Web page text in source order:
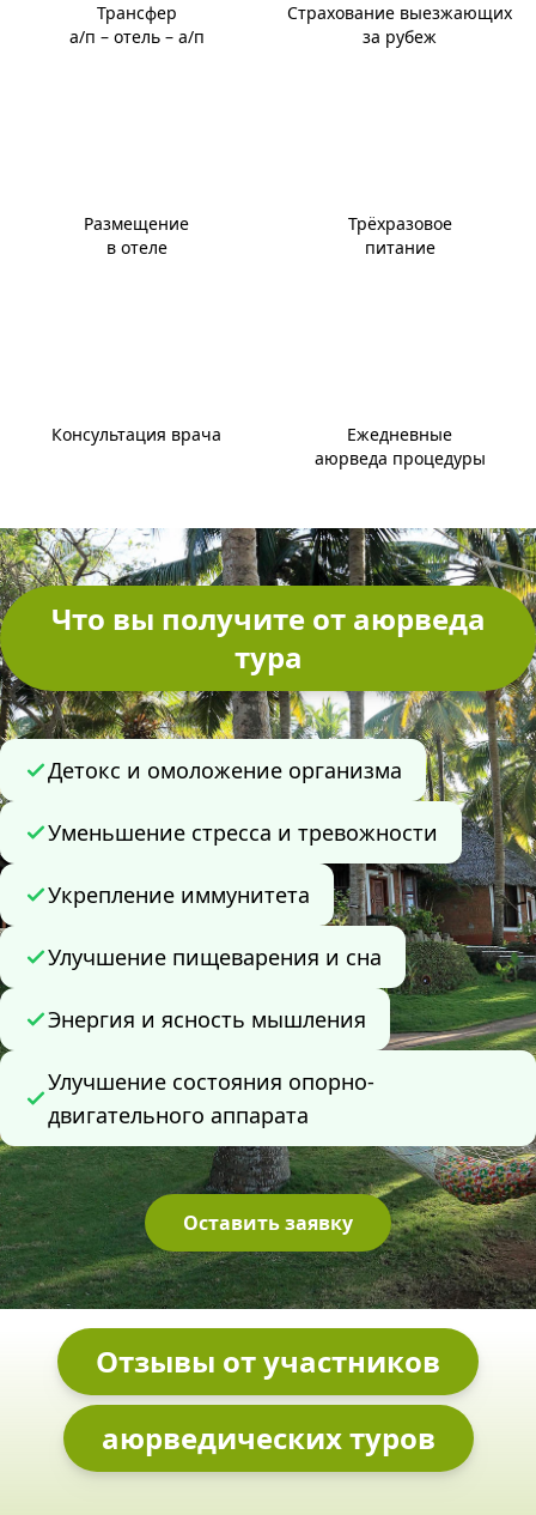
Трансфер
а/п – отель – а/п
Страхование выезжающих
за рубеж
Размещение
в отеле
Трёхразовое
питание
Консультация врача
Ежедневные
аюрведа процедуры
Что вы получите от аюрведа
тура
Детокс и омоложение организма
Уменьшение стресса и тревожности
Укрепление иммунитета
Улучшение пищеварения и сна
Энергия и ясность мышления
Улучшение состояния опорно-
двигательного аппарата
Оставить заявку
Отзывы от участников
аюрведических туров